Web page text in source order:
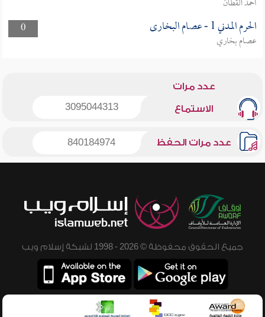
0
الحرم المدني 1 - عصام البخارى
عصام بخاري
عدد مرات
الاستماع 3095044313
عدد مرات الحفظ 840184974
جميع الحقوق محفوظة © 2026 - 1998 لشبكة إسلام ويب